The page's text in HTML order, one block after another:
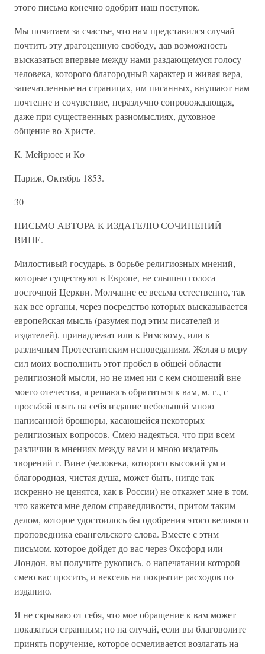
этого письма конечно одобрит наш поступок.
Мы почитаем за счастье, что нам представился случай
почтить эту драгоценную свободу, дав возможность
высказаться впервые между нами раздающемуся голосу
человека, которого благородный характер и живая вера,
запечатленные на страницах, им писанных, внушают нам
почтение и сочувствие, неразлучно сопровождающая,
даже при существенных разномыслиях, духовное
общение во Христе.
К. Мейрюес и Ко
Париж, Октябрь 1853.
30
ПИСЬМО АВТОРА К ИЗДАТЕЛЮ СОЧИНЕНИЙ
ВИНЕ.
Милостивый государь, в борьбе религиозных мнений,
которые существуют в Европе, не слышно голоса
восточной Церкви. Молчание ее весьма естественно, так
как все органы, через посредство которых высказывается
европейская мысль (разумея под этим писателей и
издателей), принадлежат или к Римскому, или к
различным Протестантским исповеданиям. Желая в меру
сил моих восполнить этот пробел в общей области
религиозной мысли, но не имея ни с кем сношений вне
моего отечества, я решаюсь обратиться к вам, м. г., с
просьбой взять на себя издание небольшой мною
написанной брошюры, касающейся некоторых
религиозных вопросов. Смею надеяться, что при всем
различии в мнениях между вами и мною издатель
творений г. Вине (человека, которого высокий ум и
благородная, чистая душа, может быть, нигде так
искренно не ценятся, как в России) не откажет мне в том,
что кажется мне делом справедливости, притом таким
делом, которое удостоилось бы одобрения этого великого
проповедника евангельского слова. Вместе с этим
письмом, которое дойдет до вас через Оксфорд или
Лондон, вы получите рукопись, о напечатании которой
смею вас просить, и вексель на покрытие расходов по
изданию.
Я не скрываю от себя, что мое обращение к вам может
показаться странным; но на случай, если вы благоволите
принять поручение, которое осмеливается возлагать на